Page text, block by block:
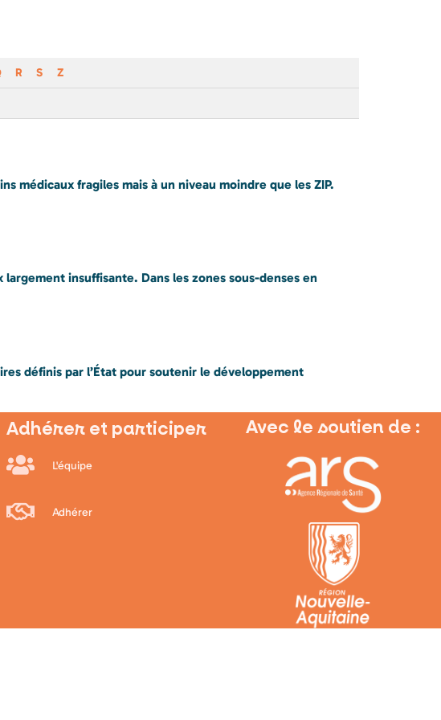
R S Z
médicaux fragiles mais à un niveau moindre que les ZIP.
insuffisante. Dans les zones sous-denses en
définis par l’État pour soutenir le développement
Adhérer et participer
L'équipe
Adhérer
Avec le soutien de :